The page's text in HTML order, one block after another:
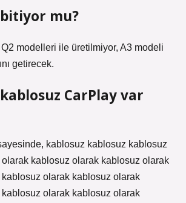
mu?
Q2 modelleri ile üretilmiyor, A3 modeli
getirecek.
CarPlay var
kablosuz kablosuz kablosuz
kablosuz olarak kablosuz olarak
olarak kablosuz olarak
olarak kablosuz olarak